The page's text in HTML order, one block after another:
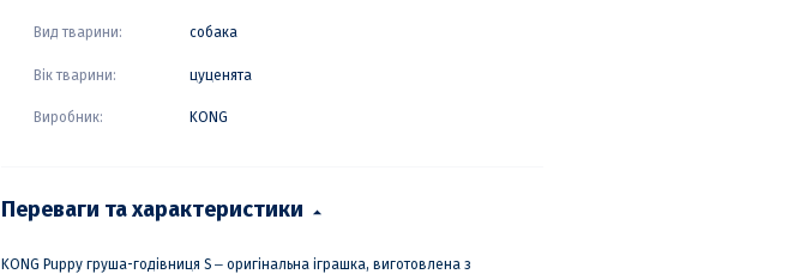
Вид тварини: собака
Вік тварини: цуценята
Виробник: KONG
Переваги та характеристики
KONG Puppy груша-годівниця S ‒ оригінальна іграшка, виготовлена з